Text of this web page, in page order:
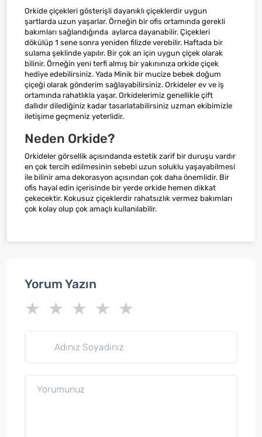
Orkide çiçekleri gösterişli dayanıklı çiçeklerdir uygun
şartlarda uzun yaşarlar. Örneğin bir ofis ortamında gerekli
bakımları sağlandığında aylarca dayanabilir. Çiçekleri
dökülüp 1 sene sonra yeniden filizde verebilir. Haftada bir
sulama şeklinde yapılır. Bir çok an için uygun çiçek olarak
bilinir. Örneğin yeni terfi almış bir yakınınıza orkide çiçek
hediye edebilirsiniz. Yada Minik bir mucize bebek doğum
çiçeği olarak gönderim sağlayabilirsiniz. Orkideler ev ve iş
ortamında rahatlıkla yaşar. Orkidelerimiz genellikle çift
dallıdır dilediğiniz kadar tasarlatabilirsiniz uzman ekibimizle
iletişime geçmeniz yeterlidir.
Neden Orkide?
Orkideler görsellik açısındanda estetik zarif bir duruşu vardır
en çok tercih edilmesinin sebebi uzun soluklu yaşayabilmesi
ile bilinir ama dekorasyon açısından çok daha önemlidir. Bir
ofis hayal edin içerisinde bir yerde orkide hemen dikkat
çekecektir. Kokusuz çiçeklerdir rahatsızlık vermez bakımları
çok kolay olup çok amaçlı kullanılabilir.
Yorum Yazın